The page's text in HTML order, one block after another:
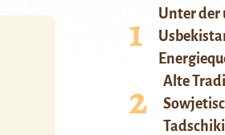
Unter der
Alte